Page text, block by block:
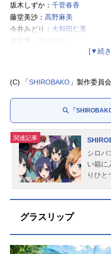
坂木しずか： 千菅春香
藤堂美沙： 髙野麻美
今井みどり： 大和田仁美
本田豊：
高梨太郎：
渡辺隼：松風雅也
中原麻衣
(C) 「SHIROBAKO 」製作委員会
「
関連記事
シロバ
い箱に
りひと
が詰ま
グラスリップ